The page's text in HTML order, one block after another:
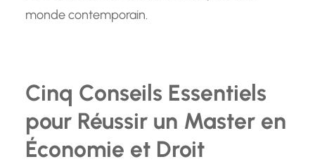
monde contemporain.
Cinq Conseils Essentiels
pour Réussir un Master en
Économie et Droit